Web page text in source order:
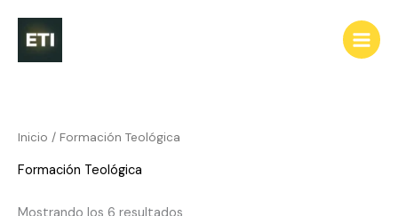
contenido
Inicio / Formación Teológica
Formación Teológica